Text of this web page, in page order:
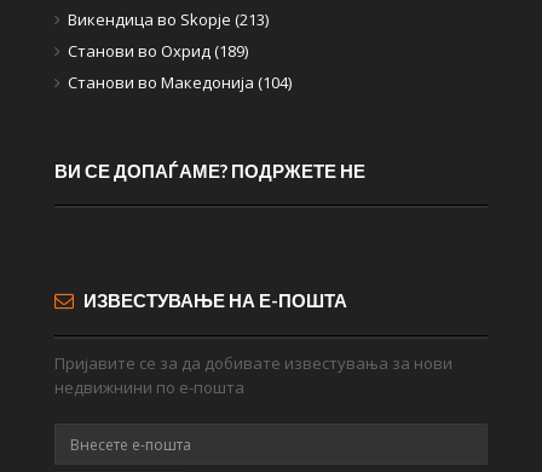
Викендица во Skopje (213)
Станови во Охрид (189)
Станови во Македонија (104)
ВИ СЕ ДОПАЃАМЕ? ПОДРЖЕТЕ НЕ
ИЗВЕСТУВАЊЕ НА Е-ПОШТА
Пријавите се за да добивате известувања за нови
недвижнини по е-пошта